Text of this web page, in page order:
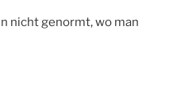
nicht genormt, wo man